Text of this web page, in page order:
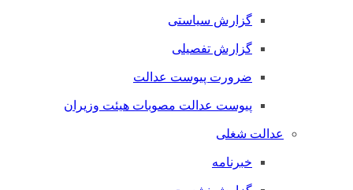
گزارش سیاستی
گزارش تفصیلی
ضرورت پیوست عدالت
پیوست عدالت مصوبات هیئت وزیران
عدالت شغلی
خبرنامه